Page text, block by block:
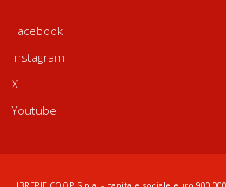
Facebook
Instagram
X
Youtube